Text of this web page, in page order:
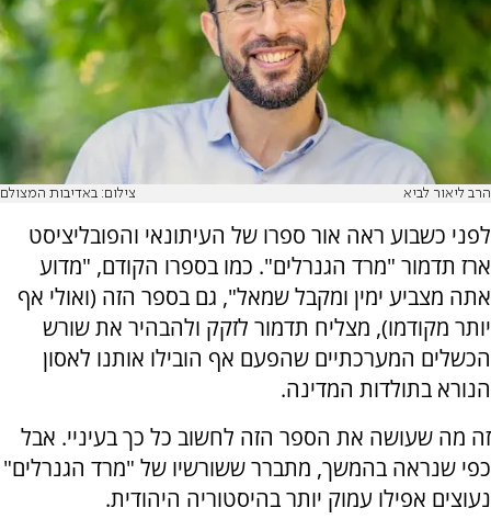
הרב ליאור לביא צילום: באדיבות המצולם
לפני כשבוע ראה אור ספרו של העיתונאי והפובליציסט
ארז תדמור "מרד הגנרלים". כמו בספרו הקודם, "מדוע
אתה מצביע ימין ומקבל שמאל", גם בספר הזה (ואולי אף
יותר מקודמו), מצליח תדמור לזקק ולהבהיר את שורש
הכשלים המערכתיים שהפעם אף הובילו אותנו לאסון
הנורא בתולדות המדינה.
זה מה שעושה את הספר הזה לחשוב כל כך בעיניי. אבל
כפי שנראה בהמשך, מתברר ששורשיו של "מרד הגנרלים"
נעוצים אפילו עמוק יותר בהיסטוריה היהודית.